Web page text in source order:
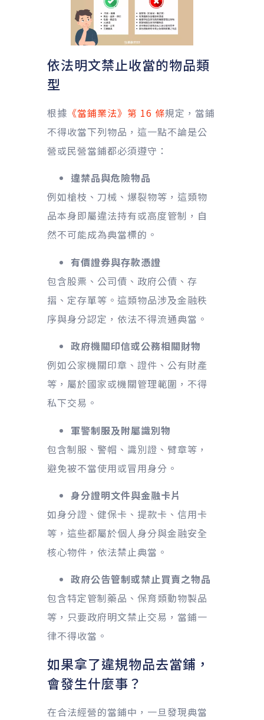
依法明文禁止收當的物品類
型
根據 《當鋪業法》第 16 條規定，當鋪
不得收當下列物品，這一點不論是公
營或民營當鋪都必須遵守：
違禁品與危險物品
例如槍枝、刀械、爆裂物等，這類物
品本身即屬違法持有或高度管制，自
然不可能成為典當標的。
有價證券與存款憑證
包含股票、公司債、政府公債、存
摺、定存單等。這類物品涉及金融秩
序與身分認定，依法不得流通典當。
政府機關印信或公務相關財物
例如公家機關印章、證件、公有財產
等，屬於國家或機關管理範圍，不得
私下交易。
軍警制服及附屬識別物
包含制服、警帽、識別證、臂章等，
避免被不當使用或冒用身分。
身分證明文件與金融卡片
如身分證、健保卡、提款卡、信用卡
等，這些都屬於個人身分與金融安全
核心物件，依法禁止典當。
政府公告管制或禁止買賣之物品
包含特定管制藥品、保育類動物製品
等，只要政府明文禁止交易，當鋪一
律不得收當。
如果拿了違規物品去當鋪，
會發生什麼事？
在合法經營的當鋪中，一旦發現典當